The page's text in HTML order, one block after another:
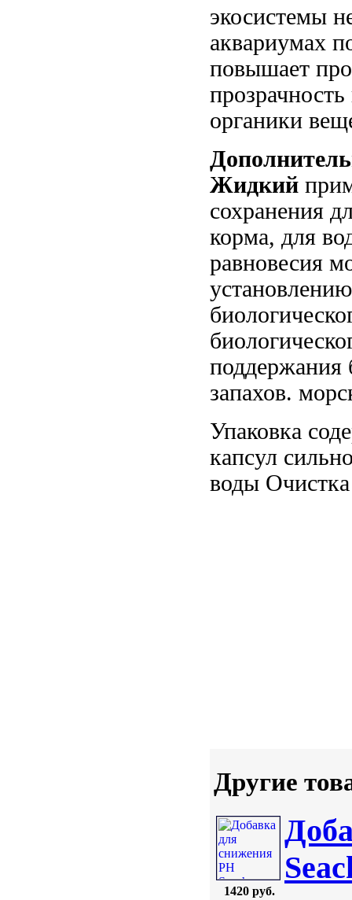
экосистемы
аквариумах
повышает
органики
Жидкий
сохранения
корма, для
равновесия
поддержания
запахов.
Упаковка
капсул
воды Очистка
Другие
1420 руб.